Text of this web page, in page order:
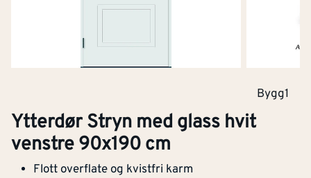
Bygg1
Ytterdør Stryn med glass hvit
venstre 90x190 cm
Flott overflate og kvistfri karm